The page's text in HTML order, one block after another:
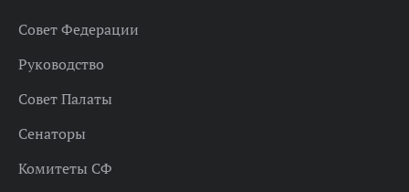
Совет Федерации
Руководство
Совет Палаты
Сенаторы
Комитеты СФ